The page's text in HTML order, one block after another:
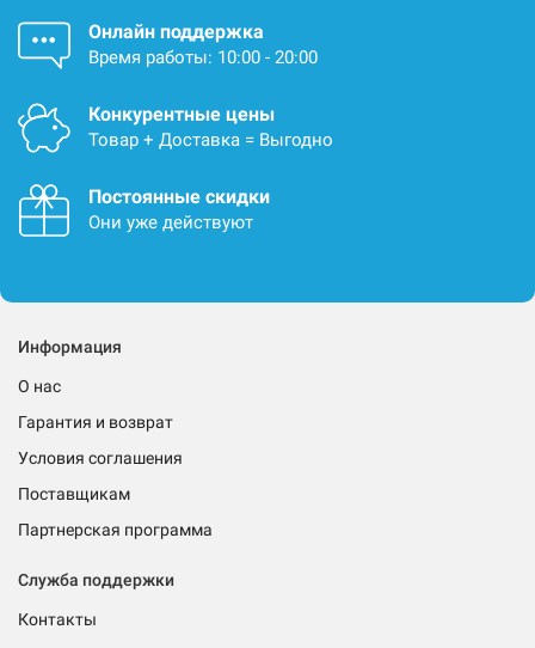
Онлайн поддержка
Время работы: 10:00 - 20:00
Конкурентные цены
Товар + Доставка = Выгодно
Постоянные скидки
Они уже действуют
Информация
О нас
Гарантия и возврат
Условия соглашения
Поставщикам
Партнерская программа
Служба поддержки
Контакты